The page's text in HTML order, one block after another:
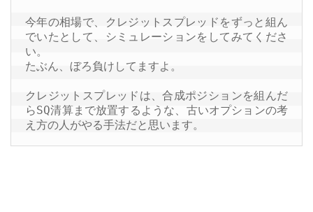
今年の相場で、クレジットスプレッドをずっと組ん
でいたとして、シミュレーションをしてみてくださ
い。
たぶん、ぼろ負けしてますよ。
クレジットスプレッドは、合成ポジションを組んだ
らSQ清算まで放置するような、古いオプションの考
え方の人がやる手法だと思います。